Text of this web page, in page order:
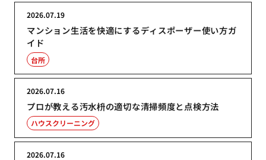
マンション生活を快適にするディスポーザー使い方ガ
イド
2026.07.19
台所
プロが教える汚水枡の適切な清掃頻度と点検方法
2026.07.16
ハウスクリーニング
2026.07.16